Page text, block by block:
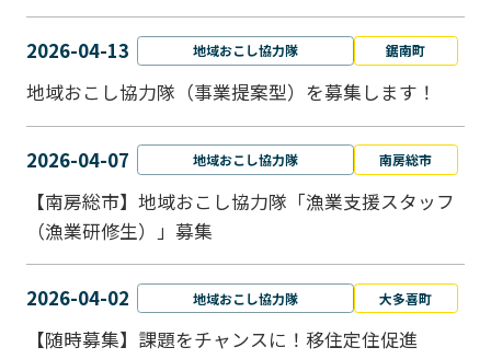
2026-04-13 地域おこし協力隊 鋸南町
地域おこし協力隊（事業提案型）を募集します！
2026-04-07 地域おこし協力隊 南房総市
【南房総市】地域おこし協力隊「漁業支援スタッフ
（漁業研修生）」募集
2026-04-02 地域おこし協力隊 大多喜町
【随時募集】課題をチャンスに！移住定住促進